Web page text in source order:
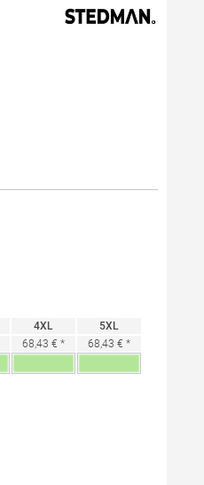
4XL
68,43 € *
5XL
68,43 € *